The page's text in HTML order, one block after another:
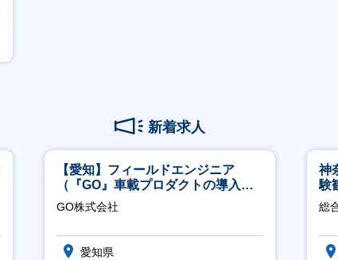
新着求人
【愛知】フィールドエンジニア
（『GO』車載プロダクトの導入サ
ポート／年休120日／土日祝休／直
行直帰
GO株式会社
愛知県
神
験
得
総